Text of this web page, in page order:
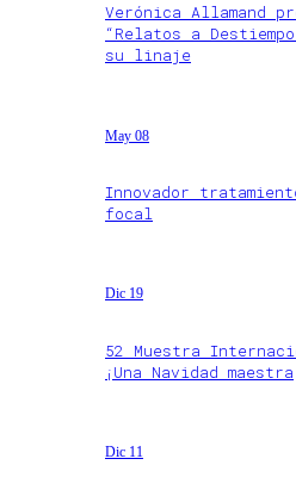
Verónica Allamand
“Relatos a
su linaje
May 08
Innovador
focal
Dic 19
52 Muestra
¡Una Navidad maestra
Dic 11